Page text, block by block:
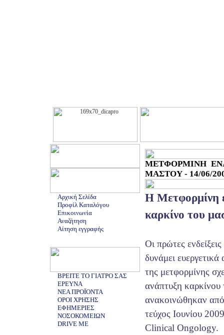
Αρχική Σελίδα
Προφίλ Καταλόγου
Επικοινωνία
Αναζήτηση
Αίτηση εγγραφής
ΒΡΕΙΤΕ ΤΟ ΓΙΑΤΡΟ ΣΑΣ
ΕΡΕΥΝΑ
ΝΕΑ ΠΡΟΪΟΝΤΑ
ΟΡΟΙ ΧΡΗΣΗΣ
ΕΦΗΜΕΡΙΕΣ
ΝΟΣΟΚΟΜΕΙΩΝ
DRIVE ME
ΜΕΤΦΟΡΜΙΝΗ
ΜΑΣΤΟΥ - 14/06/
Η Μετφορμίνη
καρκίνο του
Οι πρώτες
δυνάμει
της μετφορμίνης
ανάπτυξη
ανακοινώθηκαν
τεύχος Ιουνίου
Clinical Ongology.